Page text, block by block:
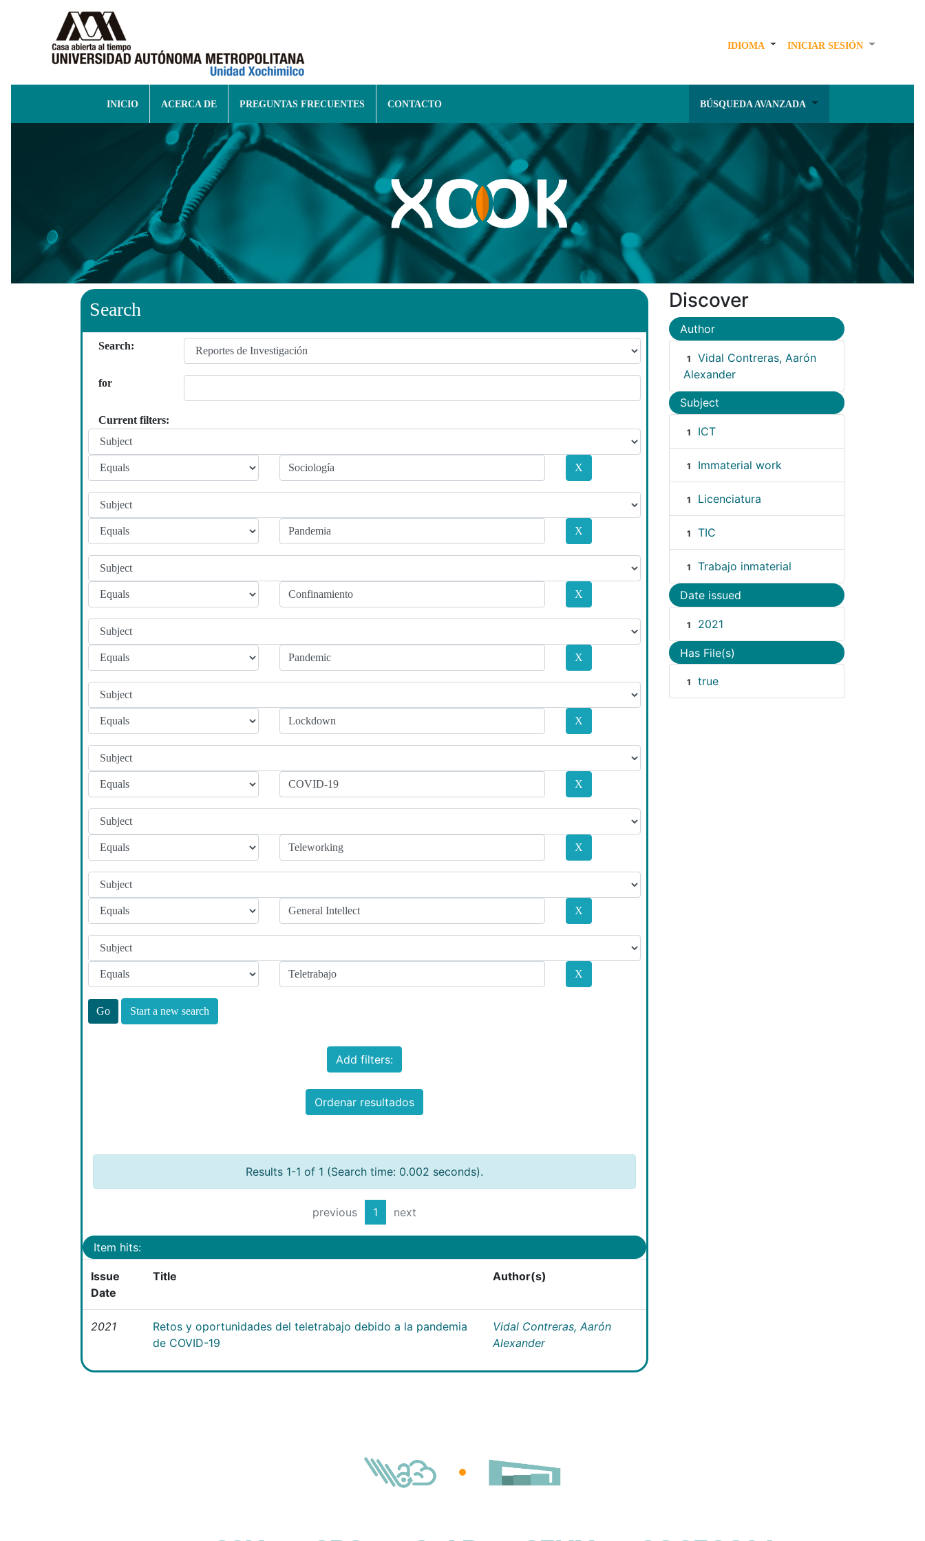
IDIOMA INICIAR SESIÓN
INICIO ACERCA DE PREGUNTAS FRECUENTES CONTACTO BÚSQUEDA AVANZADA
Search
Search:
for
Current filters:
Start a new search
Add filters:
Ordenar resultados
Results 1-1 of 1 (Search time: 0.002 seconds).
previous 1 next
Item hits:
Issue
Date
Title Author(s)
2021
Retos y oportunidades del teletrabajo debido a la pandemia
de COVID-19
Vidal Contreras, Aarón
Alexander
Discover
Author
1
Vidal Contreras, Aarón
Alexander
Subject
1 ICT
1 Immaterial work
1 Licenciatura
1 TIC
1 Trabajo inmaterial
Date issued
1 2021
Has File(s)
1 true